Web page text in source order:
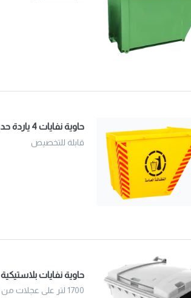
حاوية نفايات 4 ياردة حديدية
قابلة للتخصيص
حاوية نفايات بلاستيكية
1700 لتر على عجلات من HDPE للمشاريع الكبيرة في السعودية